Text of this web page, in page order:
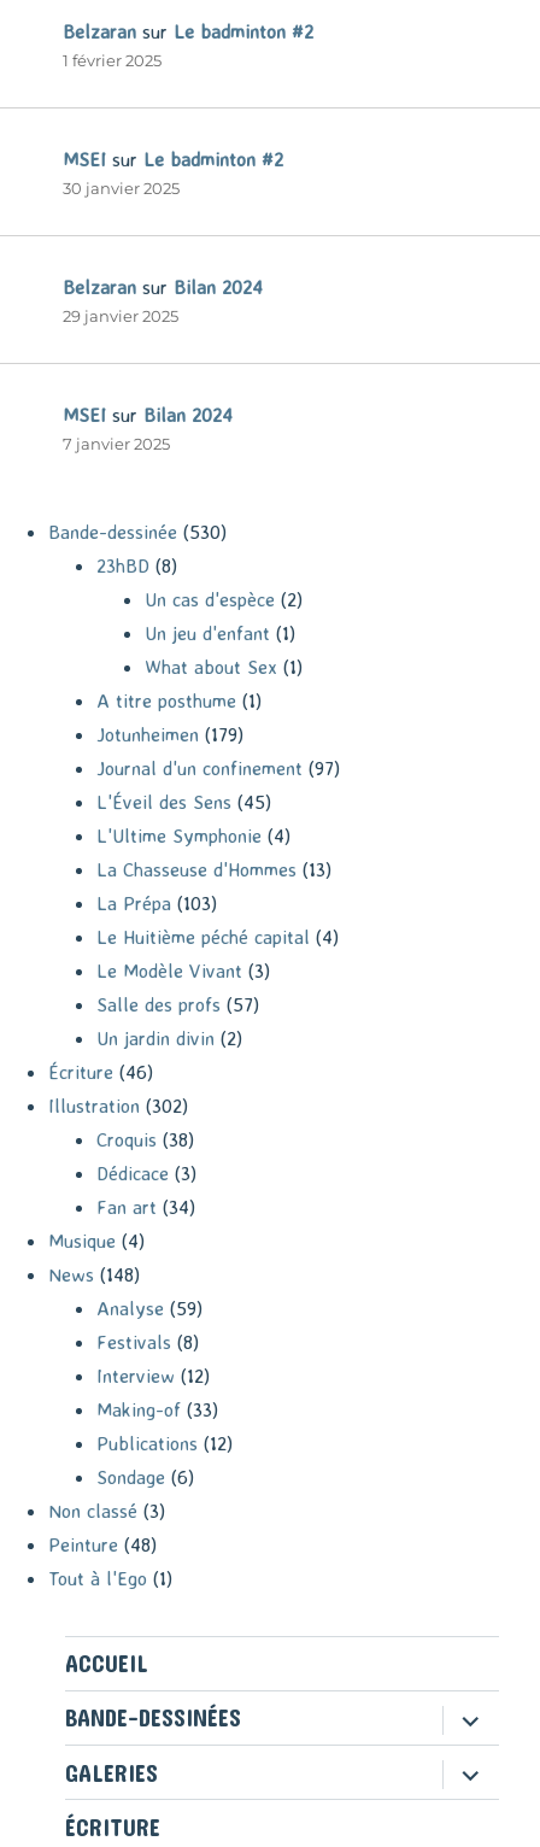
Belzaran sur Le badminton #2
1 février 2025
MSEI sur Le badminton #2
30 janvier 2025
Belzaran sur Bilan 2024
29 janvier 2025
MSEI sur Bilan 2024
7 janvier 2025
Bande-dessinée (530)
23hBD (8)
Un cas d'espèce (2)
Un jeu d'enfant (1)
What about Sex (1)
A titre posthume (1)
Jotunheimen (179)
Journal d'un confinement (97)
L'Éveil des Sens (45)
L'Ultime Symphonie (4)
La Chasseuse d'Hommes (13)
La Prépa (103)
Le Huitième péché capital (4)
Le Modèle Vivant (3)
Salle des profs (57)
Un jardin divin (2)
Écriture (46)
Illustration (302)
Croquis (38)
Dédicace (3)
Fan art (34)
Musique (4)
News (148)
Analyse (59)
Festivals (8)
Interview (12)
Making-of (33)
Publications (12)
Sondage (6)
Non classé (3)
Peinture (48)
Tout à l'Ego (1)
ACCUEIL
BANDE-DESSINÉES
ouvrir
le
sous-
menu
GALERIES ouvrir
le
ÉCRITURE